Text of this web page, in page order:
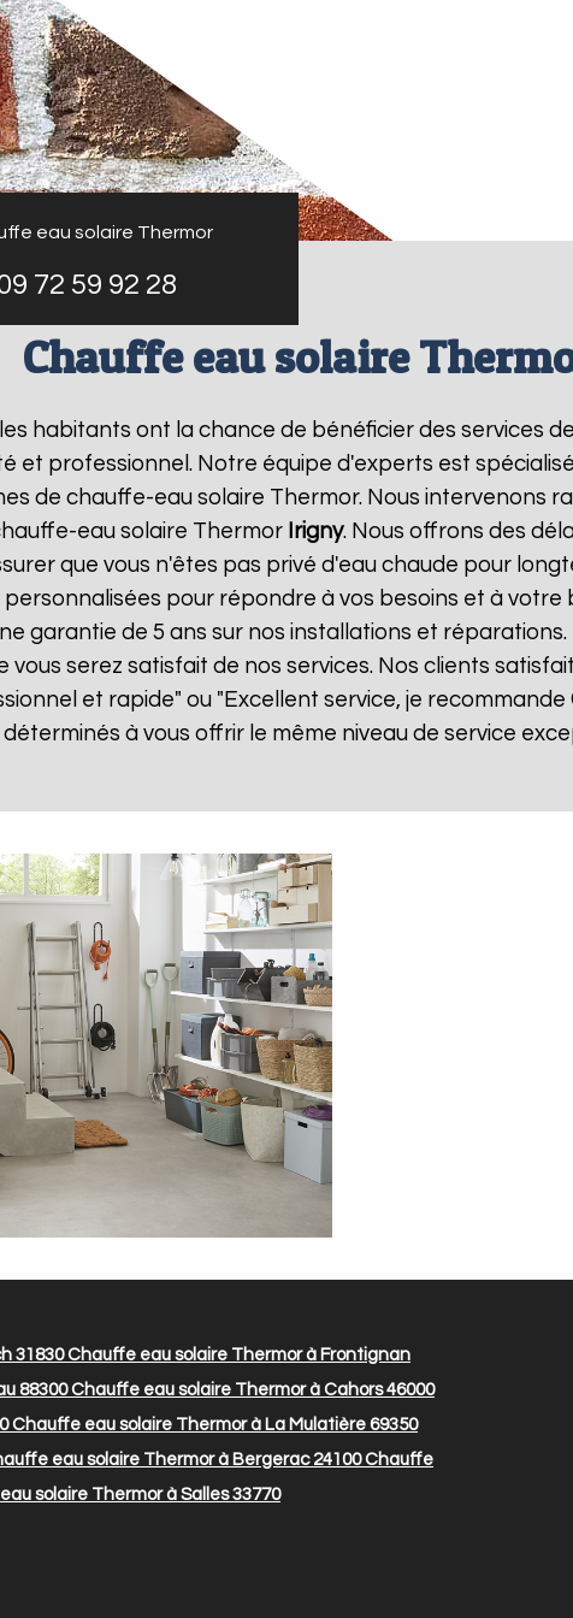
eau solaire Thermor
72 59 92 28
Chauffe eau solaire
habitants ont la chance de bénéficier des services de
et professionnel. Notre équipe d'experts est
de chauffe-eau solaire Thermor. Nous intervenons
eau solaire Thermor Irigny. Nous offrons des
que vous n'êtes pas privé d'eau chaude pour
pour répondre à vos besoins et à votre
garantie de 5 ans sur nos installations et
vous serez satisfait de nos services. Nos clients
et rapide" ou "Excellent service, je recommande
déterminés à vous offrir le même niveau de service
31830Chauffe eau solaire Thermor à Frontignan
88300Chauffe eau solaire Thermor à Cahors 46000
Chauffe eau solaire Thermor à La Mulatière 69350
eau solaire Thermor à Bergerac 24100Chauffe
solaire Thermor à Salles 33770